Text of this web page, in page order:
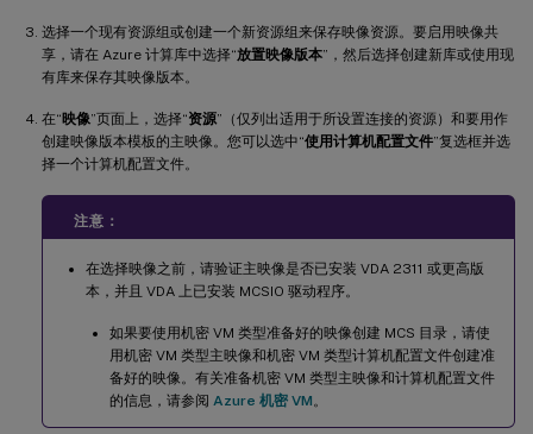
选择一个现有资源组或创建一个新资源组来保存映像资源。要启用映像共
享，请在 Azure 计算库中选择“放置映像版本”，然后选择创建新库或使用现
有库来保存其映像版本。
在“映像”页面上，选择“资源”（仅列出适用于所设置连接的资源）和要用作
创建映像版本模板的主映像。您可以选中“使用计算机配置文件”复选框并选
择一个计算机配置文件。
注意：
在选择映像之前，请验证主映像是否已安装 VDA 2311 或更高版
本，并且 VDA 上已安装 MCSIO 驱动程序。
如果要使用机密 VM 类型准备好的映像创建 MCS 目录，请使
用机密 VM 类型主映像和机密 VM 类型计算机配置文件创建准
备好的映像。有关准备机密 VM 类型主映像和计算机配置文件
的信息，请参阅 Azure 机密 VM 。